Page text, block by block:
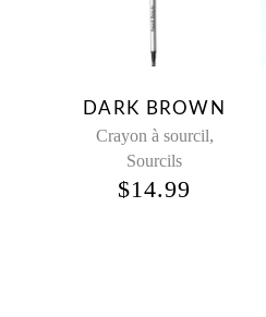
DARK BROWN
Crayon à sourcil,
Sourcils
$14.99